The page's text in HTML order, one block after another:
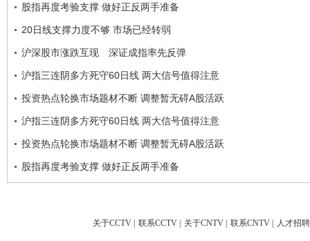
股指再度考验支撑 做好正反两手准备
20日线支撑力度不够 市场已经转弱
沪深股市涨跌互现 深证成指率先反弹
沪指三连阴多方死守60日线 两大信号值得注意
投资热点轮换市场题材不断 调整暂无碍A股活跃
沪指三连阴多方死守60日线 两大信号值得注意
投资热点轮换市场题材不断 调整暂无碍A股活跃
股指再度考验支撑 做好正反两手准备
关于CCTV | 联系CCTV | 关于CNTV | 联系CNTV | 人才招聘